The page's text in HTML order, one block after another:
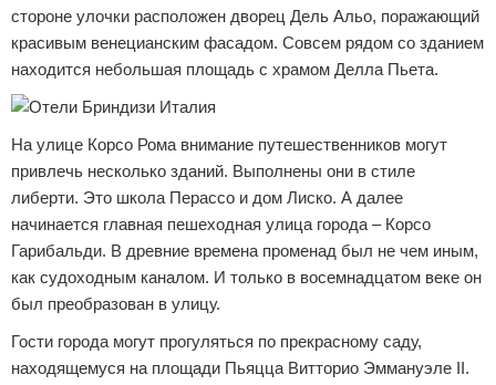
стороне улочки расположен дворец Дель Альо, поражающий
красивым венецианским фасадом. Совсем рядом со зданием
находится небольшая площадь с храмом Делла Пьета.
На улице Корсо Рома внимание путешественников могут
привлечь несколько зданий. Выполнены они в стиле
либерти. Это школа Перассо и дом Лиско. А далее
начинается главная пешеходная улица города – Корсо
Гарибальди. В древние времена променад был не чем иным,
как судоходным каналом. И только в восемнадцатом веке он
был преобразован в улицу.
Гости города могут прогуляться по прекрасному саду,
находящемуся на площади Пьяцца Витторио Эммануэле ІІ.